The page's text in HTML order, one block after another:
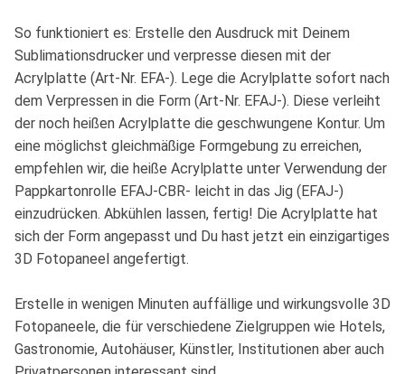
So funktioniert es: Erstelle den Ausdruck mit Deinem
Sublimationsdrucker und verpresse diesen mit der
Acrylplatte (Art-Nr. EFA-). Lege die Acrylplatte sofort nach
dem Verpressen in die Form (Art-Nr. EFAJ-). Diese verleiht
der noch heißen Acrylplatte die geschwungene Kontur. Um
eine möglichst gleichmäßige Formgebung zu erreichen,
empfehlen wir, die heiße Acrylplatte unter Verwendung der
Pappkartonrolle EFAJ-CBR- leicht in das Jig (EFAJ-)
einzudrücken. Abkühlen lassen, fertig! Die Acrylplatte hat
sich der Form angepasst und Du hast jetzt ein einzigartiges
3D Fotopaneel angefertigt.
Erstelle in wenigen Minuten auffällige und wirkungsvolle 3D
Fotopaneele, die für verschiedene Zielgruppen wie Hotels,
Gastronomie, Autohäuser, Künstler, Institutionen aber auch